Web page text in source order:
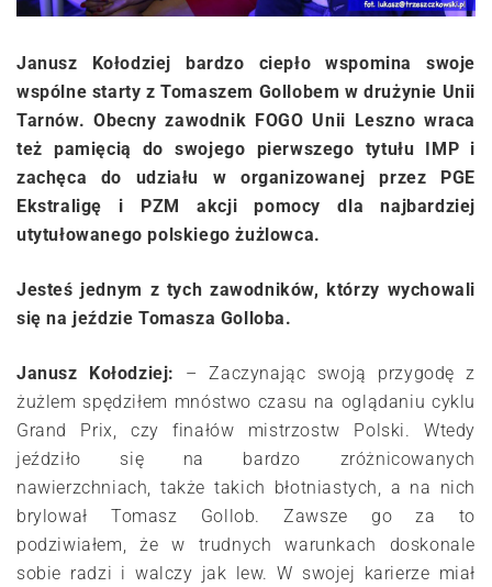
Janusz Kołodziej bardzo ciepło wspomina swoje
wspólne starty z Tomaszem Gollobem w drużynie Unii
Tarnów. Obecny zawodnik FOGO Unii Leszno wraca
też pamięcią do swojego pierwszego tytułu IMP i
zachęca do udziału w organizowanej przez PGE
Ekstraligę i PZM akcji pomocy dla najbardziej
utytułowanego polskiego żużlowca.
Jesteś jednym z tych zawodników, którzy wychowali
się na jeździe Tomasza Golloba.
Janusz Kołodziej:
– Zaczynając swoją przygodę z
żużlem spędziłem mnóstwo czasu na oglądaniu cyklu
Grand Prix, czy finałów mistrzostw Polski. Wtedy
jeździło się na bardzo zróżnicowanych
nawierzchniach, także takich błotniastych, a na nich
brylował Tomasz Gollob. Zawsze go za to
podziwiałem, że w trudnych warunkach doskonale
sobie radzi i walczy jak lew. W swojej karierze miał